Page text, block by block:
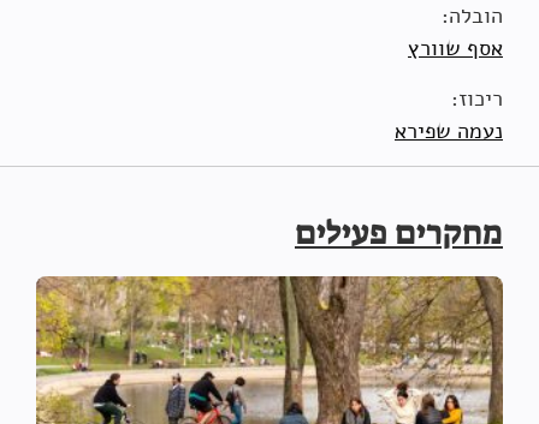
הובלה:
אסף שוורץ
ריכוז:
נעמה שפירא
מחקרים פעילים